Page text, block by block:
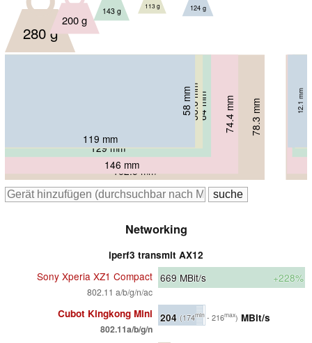
162.5 mm
78.3 mm 13.3 mm
280 g
146 mm
74.4 mm 12.6 mm
200 g
129 mm
64 mm 9.3 mm
143 g
123.8 mm
58.6 mm 7.6 mm
113 g
119 mm
58 mm 12.1 mm
124 g
Networking
iperf3 transmit AX12
Sony Xperia XZ1 Compact
802.11 a/b/g/n/ac
669 MBit/s +228%
Cubot Kingkong Mini
802.11a/b/g/n
204 (174min - 216max) MBit/s